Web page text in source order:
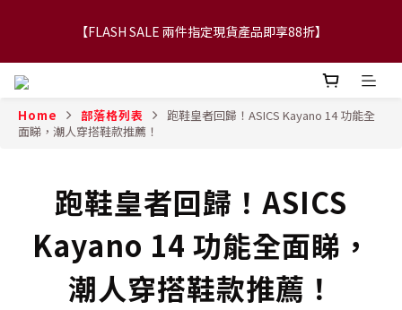
【FLASH SALE 兩件指定現貨產品即享88折】
【FLASH SALE 兩件指定現貨產品即享88折】
WTAPS|NEIGHBORHOOD|DESCENDAT 快閃減價貨品6折起 ! 2件
額外再88折！
【FLASH SALE 兩件指定現貨產品即享88折】
Home 部落格列表
跑鞋皇者回歸！ASICS Kayano 14 功能全
面睇，潮人穿搭鞋款推薦！
跑鞋皇者回歸！ASICS
Kayano 14 功能全面睇，
潮人穿搭鞋款推薦！